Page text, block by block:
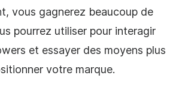
vous gagnerez beaucoup de
pourrez utiliser pour interagir
et essayer des moyens plus
votre marque.